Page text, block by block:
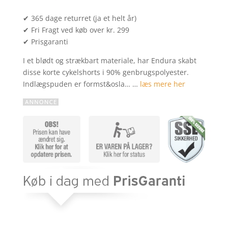
✔ 365 dage returret (ja et helt år)
✔ Fri Fragt ved køb over kr. 299
✔ Prisgaranti
I et blødt og strækbart materiale, har Endura skabt
disse korte cykelshorts i 90% genbrugspolyester.
Indlægspuden er formst&osla… … læs mere her